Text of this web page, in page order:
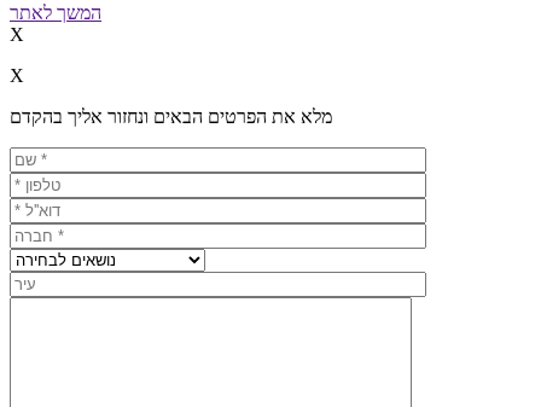
המשך לאתר
X
X
מלא את הפרטים הבאים ונחזור אליך בהקדם